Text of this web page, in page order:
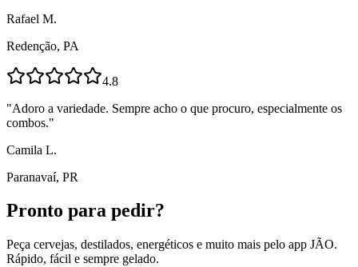
Rafael M.
Redenção, PA
4.8
"Adoro a variedade. Sempre acho o que procuro, especialmente os
combos."
Camila L.
Paranavaí, PR
Pronto para pedir?
Peça cervejas, destilados, energéticos e muito mais pelo app JÃO.
Rápido, fácil e sempre gelado.